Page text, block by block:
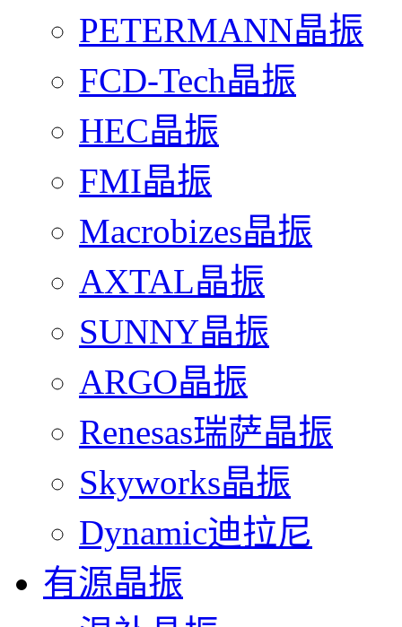
PETERMANN晶振
FCD-Tech晶振
HEC晶振
FMI晶振
Macrobizes晶振
AXTAL晶振
SUNNY晶振
ARGO晶振
Renesas瑞萨晶振
Skyworks晶振
Dynamic迪拉尼
有源晶振